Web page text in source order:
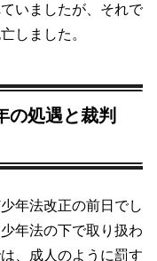
いましたが、それで
しました。
の処遇と裁判
年法改正の前日でし
年法の下で取り扱わ
、成人のように罰す